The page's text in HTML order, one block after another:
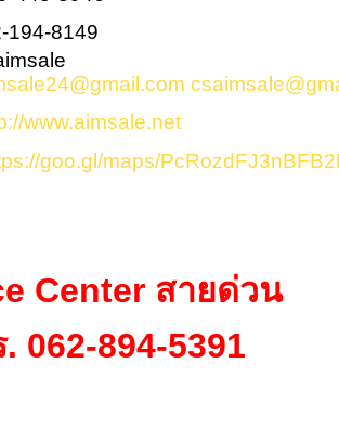
194-8149
www.aimsale.net
goo.gl/maps/
Center สายด่วน
062-894-5391